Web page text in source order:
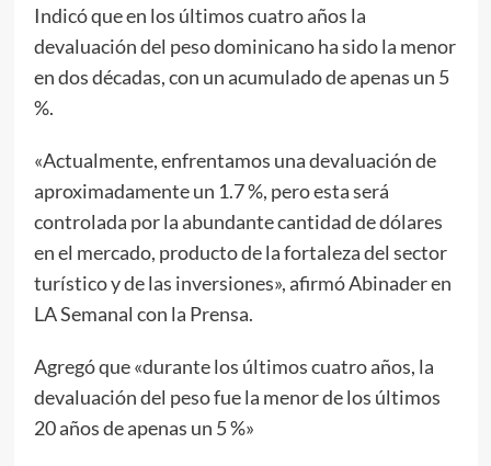
Indicó que en los últimos cuatro años la
devaluación del peso dominicano ha sido la menor
en dos décadas, con un acumulado de apenas un 5
%.
«Actualmente, enfrentamos una devaluación de
aproximadamente un 1.7 %, pero esta será
controlada por la abundante cantidad de dólares
en el mercado, producto de la fortaleza del sector
turístico y de las inversiones», afirmó Abinader en
LA Semanal con la Prensa.
Agregó que «durante los últimos cuatro años, la
devaluación del peso fue la menor de los últimos
20 años de apenas un 5 %»